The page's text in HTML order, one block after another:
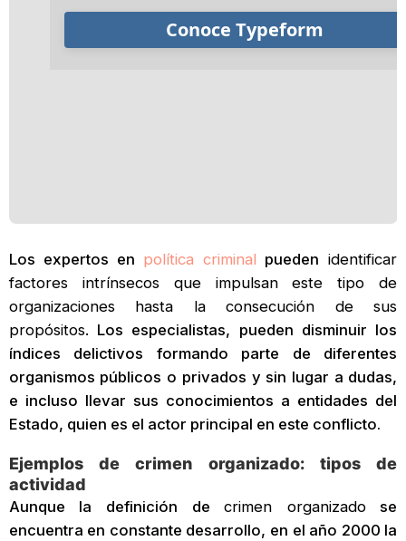
Los expertos en política criminal pueden identificar
factores intrínsecos que impulsan este tipo de
organizaciones hasta la consecución de sus
propósitos. Los especialistas, pueden disminuir los
índices delictivos formando parte de diferentes
organismos públicos o privados y sin lugar a dudas,
e incluso llevar sus conocimientos a entidades del
Estado, quien es el actor principal en este conflicto.
Ejemplos de crimen organizado: tipos de
actividad
Aunque la definición decrimen organizadose
encuentra en constante desarrollo, en el año 2000 la